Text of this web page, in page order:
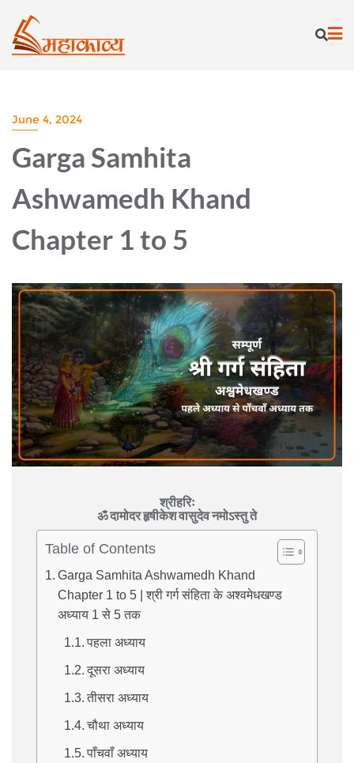
content
June 4, 2024
Garga Samhita
Ashwamedh Khand
Chapter 1 to 5
श्रीहरिः
ॐ दामोदर हृषीकेश वासुदेव नमोऽस्तु ते
Table of Contents
Garga Samhita Ashwamedh Khand
Chapter 1 to 5 | श्री गर्ग संहिता के अश्वमेधखण्ड
अध्याय 1 से 5 तक
पहला अध्याय
दूसरा अध्याय
तीसरा अध्याय
चौथा अध्याय
पाँचवाँ अध्याय